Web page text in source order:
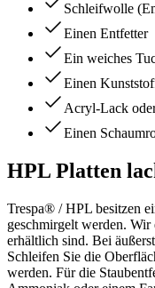
Schleifwolle
Einen Entfetter
Ein weiches
Einen
Acryl-Lack
Einen
HPL Platten
Trespa® / HPL besitzen
geschmirgelt werden.
erhältlich sind. Bei
Schleifen Sie die
werden. Für die